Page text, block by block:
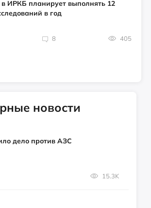
ИРКБ планирует выполнять 12
в год
8 405
новости
дело против АЗС
15.3K